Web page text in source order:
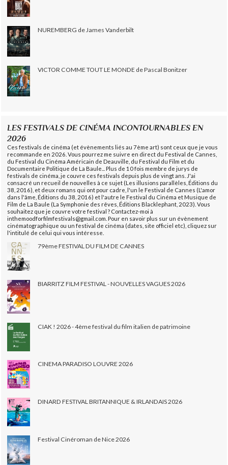
NUREMBERG de James Vanderbilt
VICTOR COMME TOUT LE MONDE de Pascal Bonitzer
LES FESTIVALS DE CINÉMA INCONTOURNABLES EN
2026
Ces festivals de cinéma (et évènements liés au 7ème art) sont ceux que je vous
recommande en 2026. Vous pourrez me suivre en direct du Festival de Cannes,
du Festival du Cinéma Américain de Deauville, du Festival du Film et du
Documentaire Politique de La Baule... Plus de 10 fois membre de jurys de
festivals de cinéma, je couvre ces festivals depuis plus de vingt ans. J'ai
consacré un recueil de nouvelles à ce sujet (Les illusions parallèles, Éditions du
38, 2016), et deux romans qui ont pour cadre, l'un le Festival de Cannes (L'amor
dans l'âme, Éditions du 38, 2016) et l'autre le Festival du Cinéma et Musique de
Film de La Baule (La Symphonie des rêves, Éditions Blacklephant, 2023). Vous
souhaitez que je couvre votre festival ? Contactez-moi à
inthemoodforfilmfestivals@gmail.com. Pour en savoir plus sur un évènement
cinématographique ou un festival de cinéma (dates, site officiel etc), cliquez sur
l'intitulé de celui qui vous intéresse.
79ème FESTIVAL DU FILM DE CANNES
BIARRITZ FILM FESTIVAL - NOUVELLES VAGUES 2026
CIAK ! 2026 - 4ème festival du film italien de patrimoine
CINEMA PARADISO LOUVRE 2026
DINARD FESTIVAL BRITANNIQUE & IRLANDAIS 2026
Festival Cinéroman de Nice 2026